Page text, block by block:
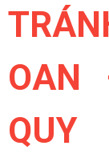
OAN
QUY